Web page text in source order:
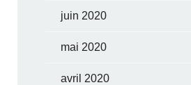
juin 2020
mai 2020
avril 2020